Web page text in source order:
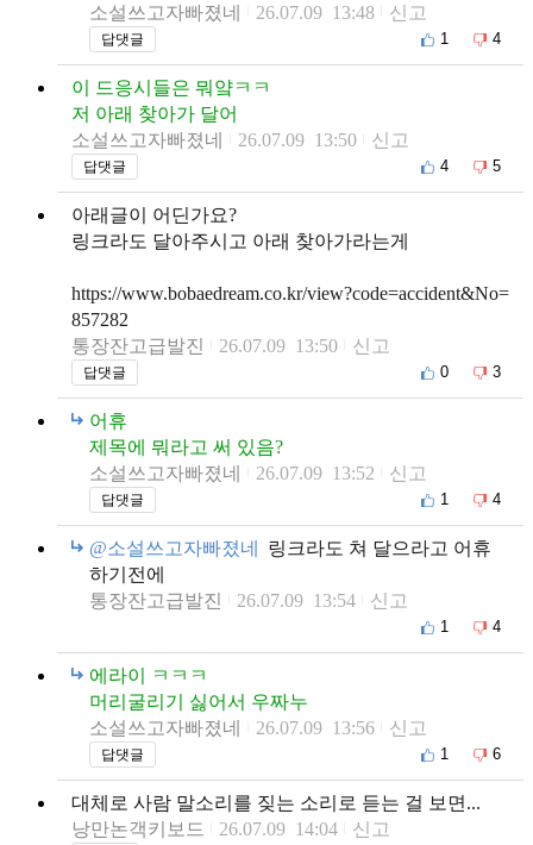
소설쓰고자빠졌네
26.07.09 13:48 신고
답댓글 1 4
이 드응시들은 뭐얔ㅋㅋ
저 아래 찾아가 달어
소설쓰고자빠졌네
26.07.09 13:50 신고
답댓글 4 5
아래글이 어딘가요?
링크라도 달아주시고 아래 찾아가라는게
https://www.bobaedream.co.kr/view?code=accident&No=
857282
통장잔고급발진
26.07.09 13:50 신고
답댓글 0 3
어휴
제목에 뭐라고 써 있음?
소설쓰고자빠졌네
26.07.09 13:52 신고
답댓글 1 4
@소설쓰고자빠졌네
링크라도 쳐 달으라고 어휴
하기전에
통장잔고급발진
26.07.09 13:54 신고
1 4
에라이 ㅋㅋㅋ
머리굴리기 싫어서 우짜누
소설쓰고자빠졌네
26.07.09 13:56 신고
답댓글 1 6
대체로 사람 말소리를 짖는 소리로 듣는 걸 보면...
낭만논객키보드
26.07.09 14:04 신고